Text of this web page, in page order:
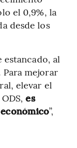
el 0,9%, la
desde los
estancado, al
Para mejorar
elevar el
ODS,es
”,